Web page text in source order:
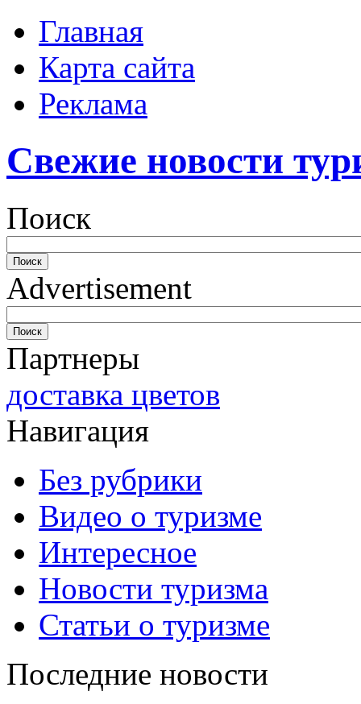
Главная
Карта сайта
Реклама
Свежие новости
Поиск
Advertisement
Партнеры
доставка цветов
Навигация
Без рубрики
Видео о туризме
Интересное
Новости туризма
Статьи о туризме
Последние новости